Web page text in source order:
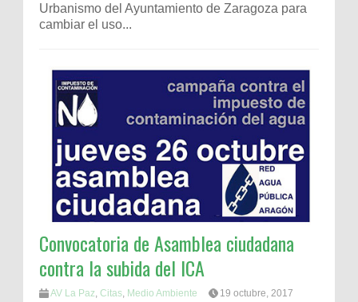
Urbanismo del Ayuntamiento de Zaragoza para
cambiar el uso...
Convocatoria de Asamblea ciudadana
contra la subida del ICA
AV La Paz, Citas, Medio Ambiente 19 octubre, 2017